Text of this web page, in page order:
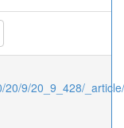
20/9/20_9_428/